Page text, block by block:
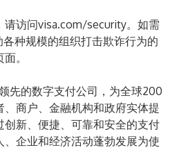
请访问visa.com/security。如需
种规模的组织打击欺诈行为的
面。
先的数字支付公司，为全球200
商户、金融机构和政府实体提
新、便捷、可靠和安全的支付
企业和经济活动蓬勃发展为使